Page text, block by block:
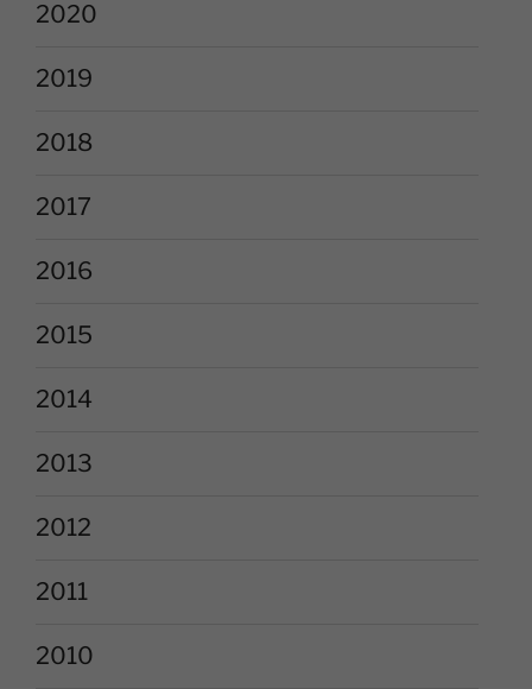
2020
2019
2018
2017
2016
2015
2014
2013
2012
2011
2010